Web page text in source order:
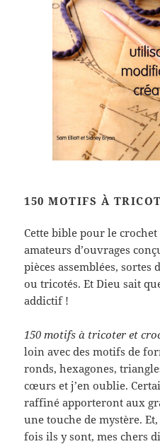
150 MOTIFS À
Cette bible pour le crochet
amateurs d’ouvrages
pièces assemblées, sortes
ou tricotés. Et Dieu sait
addictif !
150 motifs à tricoter et
loin avec des motifs de
ronds, hexagones,
cœurs et j’en oublie.
raffiné apporteront aux
une touche de mystère.
fois ils y sont, mes chers